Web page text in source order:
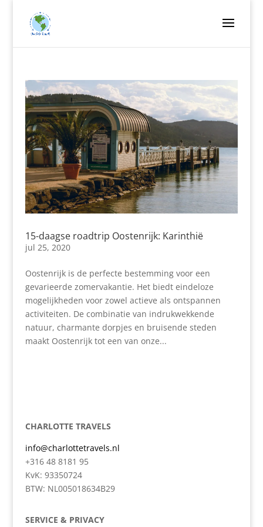
15-daagse roadtrip Oostenrijk: Karinthië
jul 25, 2020
Oostenrijk is de perfecte bestemming voor een
gevarieerde zomervakantie. Het biedt eindeloze
mogelijkheden voor zowel actieve als ontspannen
activiteiten. De combinatie van indrukwekkende
natuur, charmante dorpjes en bruisende steden
maakt Oostenrijk tot een van onze...
CHARLOTTE TRAVELS
info@charlottetravels.nl
+316 48 8181 95
KvK: 93350724
BTW: NL005018634B29
SERVICE & PRIVACY